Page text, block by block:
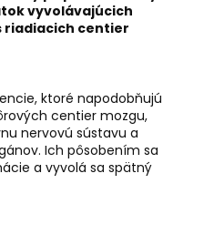
vyvolávajúcich
riadiacich centier
ktoré napodobňujú
centier mozgu,
nervovú sústavu a
Ich pôsobením sa
a vyvolá sa spätný